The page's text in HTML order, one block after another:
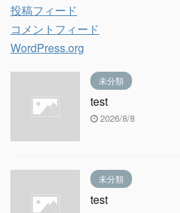
投稿フィード
コメントフィード
WordPress.org
未分類
test
2026/8/8
未分類
test